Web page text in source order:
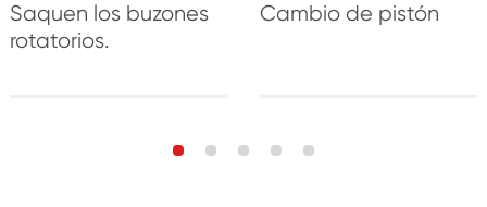
Saquen los buzones
rotatorios.
Cambio de pistón